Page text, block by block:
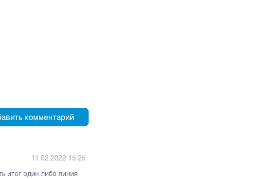
11.02.2022 15:25
итог один либо линия